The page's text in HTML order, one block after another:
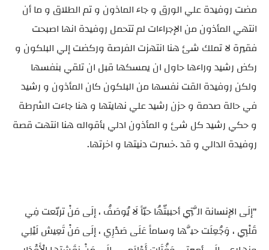
مضت روفيدة علي الورق و جاء الماذون و تم الطلاق و ما أن
انتهي المأذون من الإجراءات لم تتحمل روفيدة انها اصبحت
فقيرة لا تملك شئ هنا انتهزت الفرصة وركضت إلي البلكون و
ركض رشيد وراءها حاول ان يمسكها قبل ان تلقي بنفسها
ولكن روفيدة القت نفسها من البلكون كان المأذون و رشيد
في حالة صدمة و حزن رشيد علي نهايتها و هنا جاءت الشرطة
و حكي رشيد كل شئ و المأذون ادلي بأقواله هنا انتهت قصة
روفيدة الدالي و قد .خسرت دنيتها و اخرتها.
"إلَى الإنسانة الَّتِي أحببتّهُا حبّاً لَا يُوصَفُ ، إلَى مَنْ تربّعت فِي
قَلْبِي ، وَجُعِلَت حبَّها وساماً عَلَى صَدْرِي ، إلَى مَنْ تَعِيش لَيْلِي